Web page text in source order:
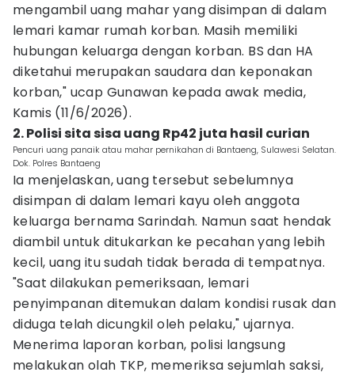
mengambil uang mahar yang disimpan di dalam
lemari kamar rumah korban. Masih memiliki
hubungan keluarga dengan korban. BS dan HA
diketahui merupakan saudara dan keponakan
korban," ucap Gunawan kepada awak media,
Kamis (11/6/2026).
2. Polisi sita sisa uang Rp42 juta hasil curian
Pencuri uang panaik atau mahar pernikahan di Bantaeng, Sulawesi Selatan.
Dok. Polres Bantaeng
Ia menjelaskan, uang tersebut sebelumnya
disimpan di dalam lemari kayu oleh anggota
keluarga bernama Sarindah. Namun saat hendak
diambil untuk ditukarkan ke pecahan yang lebih
kecil, uang itu sudah tidak berada di tempatnya.
"Saat dilakukan pemeriksaan, lemari
penyimpanan ditemukan dalam kondisi rusak dan
diduga telah dicungkil oleh pelaku," ujarnya.
Menerima laporan korban, polisi langsung
melakukan olah TKP, memeriksa sejumlah saksi,